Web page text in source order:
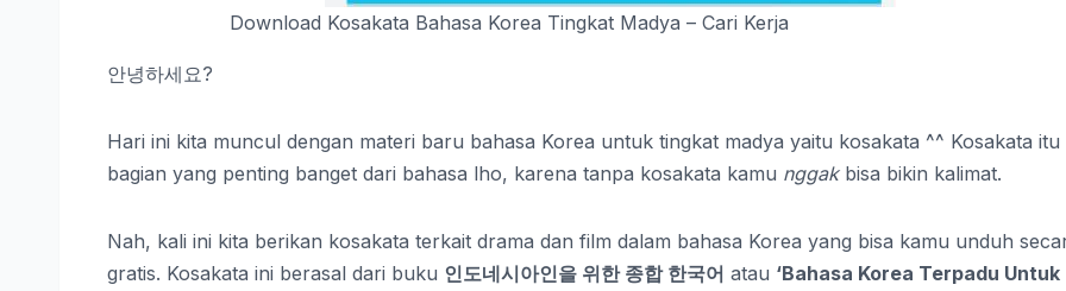
Download Kosakata Bahasa Korea Tingkat Madya – Cari Kerja
안녕하세요?
Hari ini kita muncul dengan materi baru bahasa Korea untuk tingkat madya yaitu kosakata ^^ Kosakata itu
bagian yang penting banget dari bahasa lho, karena tanpa kosakata kamu nggakbisa bikin kalimat.
Nah, kali ini kita berikan kosakata terkait drama dan film dalam bahasa Korea yang bisa kamu unduh
gratis. Kosakata ini berasal dari buku 인도네시아인을 위한 종합 한국어 atau ‘Bahasa Korea Terpadu Untuk